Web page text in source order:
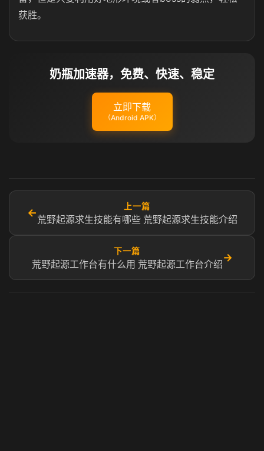
获胜。
奶瓶加速器，免费、快速、稳定
立即下载
（Android APK）
←
上一篇
荒野起源求生技能有哪些 荒野起源求生技能介绍
下一篇
荒野起源工作台有什么用 荒野起源工作台介绍
→